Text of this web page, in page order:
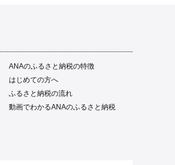
ANAのふるさと納税の特徴
はじめての方へ
ふるさと納税の流れ
動画でわかるANAのふるさと納税